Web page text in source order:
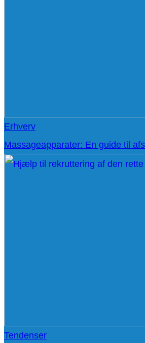
Erhverv
Massageapparater: En guide til
Tendenser